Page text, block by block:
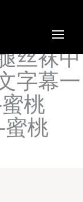
妇激
线观-
丝袜中
字幕一
桃
蜜桃